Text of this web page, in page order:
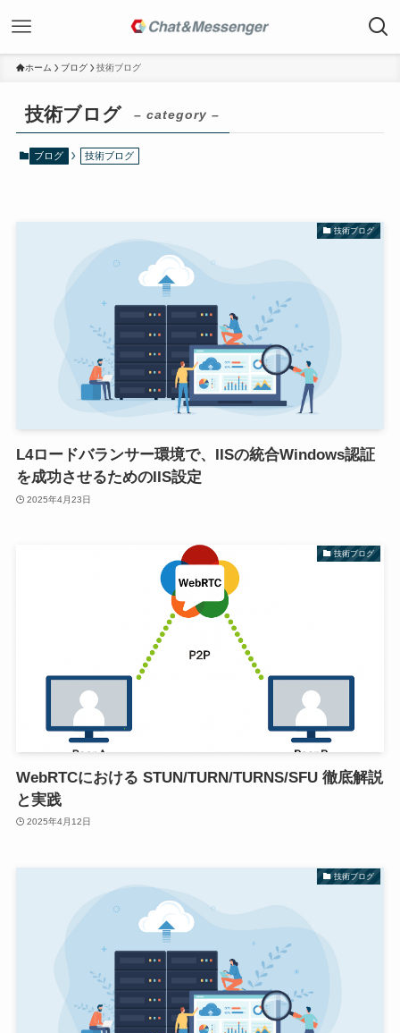
ホーム ブログ 技術ブログ
技術ブログ – category –
ブログ 技術ブログ
技術ブログ
L4ロードバランサー環境で、IISの統合Windows認証
を成功させるためのIIS設定
2025年4月23日
技術ブログ
WebRTCにおける STUN/TURN/TURNS/SFU 徹底解説
と実践
2025年4月12日
技術ブログ